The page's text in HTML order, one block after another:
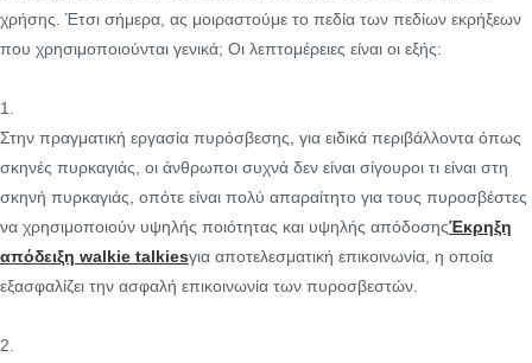
χρήσης. Έτσι σήμερα, ας μοιραστούμε το πεδία των πεδίων εκρήξεων
που χρησιμοποιούνται γενικά; Οι λεπτομέρειες είναι οι εξής:
1.
Στην πραγματική εργασία πυρόσβεσης, για ειδικά περιβάλλοντα όπως
σκηνές πυρκαγιάς, οι άνθρωποι συχνά δεν είναι σίγουροι τι είναι στη
σκηνή πυρκαγιάς, οπότε είναι πολύ απαραίτητο για τους πυροσβέστες
να χρησιμοποιούν υψηλής ποιότητας και υψηλής απόδοσηςΈκρηξη
απόδειξη walkie talkiesγια αποτελεσματική επικοινωνία, η οποία
εξασφαλίζει την ασφαλή επικοινωνία των πυροσβεστών.
2.